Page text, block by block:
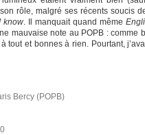
rôle, malgré ses récents soucis
know. Il manquait quand même
mauvaise note au POPB : comme
tout et bonnes à rien. Pourtant,
Bercy (POPB)